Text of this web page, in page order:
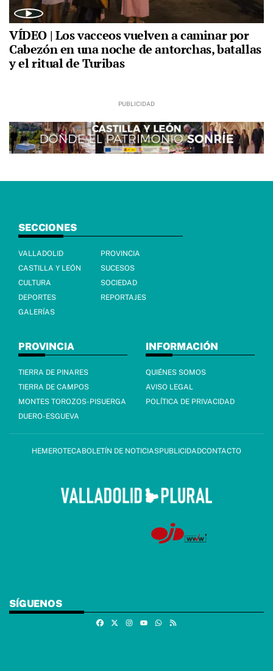
VÍDEO | Los vacceos vuelven a caminar por
Cabezón en una noche de antorchas, batallas
y el ritual de Turibas
SECCIONES
VALLADOLID
PROVINCIA
CASTILLA Y LEÓN
SUCESOS
CULTURA
SOCIEDAD
DEPORTES
REPORTAJES
GALERÍAS
PROVINCIA
TIERRA DE PINARES
TIERRA DE CAMPOS
MONTES TOROZOS-PISUERGA
DUERO-ESGUEVA
INFORMACIÓN
QUIÉNES SOMOS
AVISO LEGAL
POLÍTICA DE PRIVACIDAD
HEMEROTECABOLETÍN DE NOTICIASPUBLICIDADCONTACTO
SÍGUENOS
FacebookInstagramWhatsapp